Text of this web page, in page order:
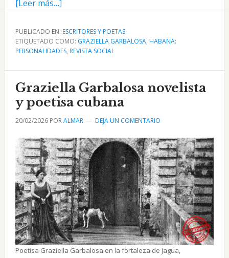
[Leer más…]
Ninfas,
Sueños
y
Cisnes
poema
de
Graziella
Garbalosa
PUBLICADO EN: ESCRITORES Y POETAS
ETIQUETADO COMO: GRAZIELLA GARBALOSA, HABANA:
PERSONALIDADES, REVISTA SOCIAL
Graziella Garbalosa novelista
y poetisa cubana
20/02/2026PORALMAR DEJA UN COMENTARIO
Poetisa Graziella Garbalosa en la fortaleza de Jagua,